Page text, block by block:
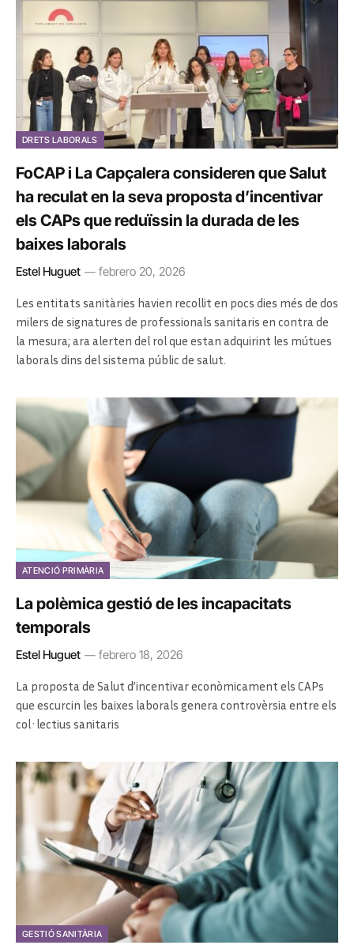
DRETS LABORALS
FoCAP i La Capçalera consideren que Salut
ha reculat en la seva proposta d’incentivar
els CAPs que reduïssin la durada de les
baixes laborals
Estel Huguet febrero 20, 2026
Les entitats sanitàries havien recollit en pocs dies més de dos
milers de signatures de professionals sanitaris en contra de
la mesura; ara alerten del rol que estan adquirint les mútues
laborals dins del sistema públic de salut.
ATENCIÓ PRIMÀRIA
La polèmica gestió de les incapacitats
temporals
Estel Huguet febrero 18, 2026
La proposta de Salut d’incentivar econòmicament els CAPs
que escurcin les baixes laborals genera controvèrsia entre els
col·lectius sanitaris
GESTIÓ SANITÀRIA